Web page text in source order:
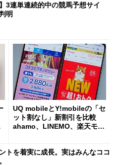
3連単連続的中の競馬予想サイ
明
UQ mobileとY!mobileの「セ
ット割なし」新割引を比較
ahamo、LINEMO、楽天モバ
トを着実に成長。実はみんなココ